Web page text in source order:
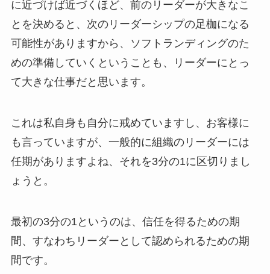
に近づけば近づくほど、前のリーダーが大きなこ
とを決めると、次のリーダーシップの足枷になる
可能性がありますから、ソフトランディングのた
めの準備していくということも、リーダーにとっ
て大きな仕事だと思います。
これは私自身も自分に戒めていますし、お客様に
も言っていますが、一般的に組織のリーダーには
任期がありますよね、それを3分の1に区切りまし
ょうと。
最初の3分の1というのは、信任を得るための期
間、すなわちリーダーとして認められるための期
間です。